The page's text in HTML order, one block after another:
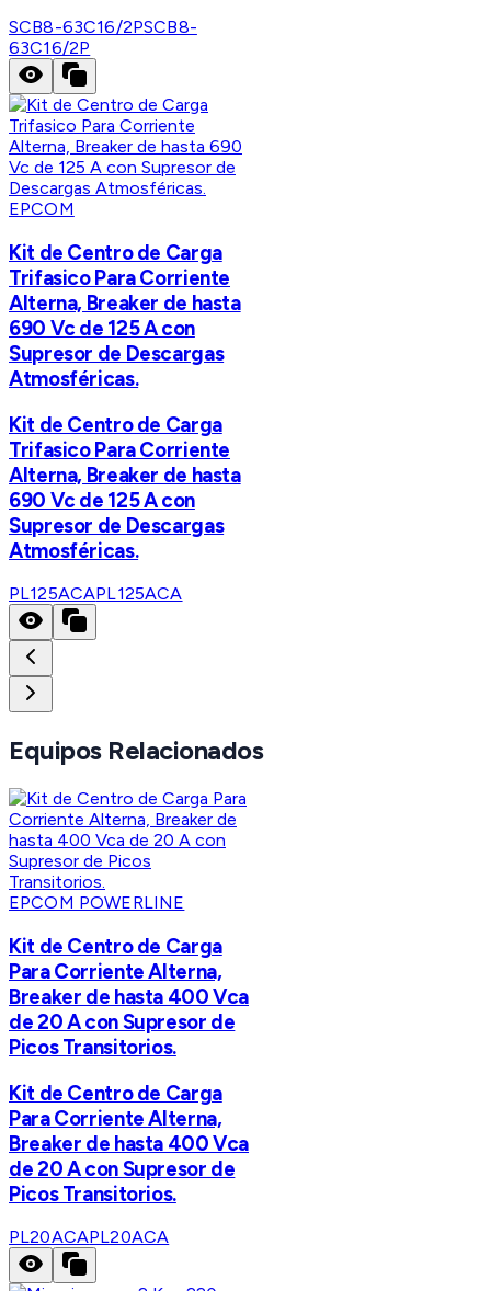
SCB8-63C16/2PSCB8-
63C16/2P
EPCOM
Kit de Centro de Carga
Trifasico Para Corriente
Alterna, Breaker de hasta
690 Vc de 125 A con
Supresor de Descargas
Atmosféricas.
Kit de Centro de Carga
Trifasico Para Corriente
Alterna, Breaker de hasta
690 Vc de 125 A con
Supresor de Descargas
Atmosféricas.
PL125ACAPL125ACA
Equipos Relacionados
EPCOM POWERLINE
Kit de Centro de Carga
Para Corriente Alterna,
Breaker de hasta 400 Vca
de 20 A con Supresor de
Picos Transitorios.
Kit de Centro de Carga
Para Corriente Alterna,
Breaker de hasta 400 Vca
de 20 A con Supresor de
Picos Transitorios.
PL20ACAPL20ACA